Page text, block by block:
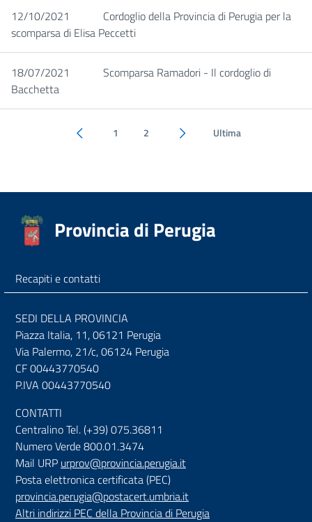
12/10/2021
Cordoglio della Provincia di Perugia per la
scomparsa di Elisa Peccetti
18/07/2021
Scomparsa Ramadori - Il cordoglio di
Bacchetta
Pagina precedente
1 2 Pagina successiva
Ultima
Provincia di Perugia
Recapiti e contatti
SEDI DELLA PROVINCIA
Piazza Italia, 11, 06121 Perugia
Via Palermo, 21/c, 06124 Perugia
CF 00443770540
P.IVA 00443770540
CONTATTI
Centralino Tel. (+39) 075.36811
Numero Verde 800.01.3474
Mail URP urprov@provincia.perugia.it
Posta elettronica certificata (PEC)
provincia.perugia@postacert.umbria.it
Altri indirizzi PEC della Provincia di Perugia